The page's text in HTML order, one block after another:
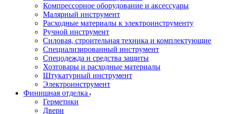
Компрессорное оборудование и аксессуары
Малярный инструмент
Расходные материалы к электроинструменту
Ручной инструмент
Силовая, строительная техника и комплектующие
Специализированный инструмент
Спецодежда и средства защиты
Хозтовары и расходные материалы
Штукатурный инструмент
Электроинструмент
Финишная отделка
Герметики
Двери